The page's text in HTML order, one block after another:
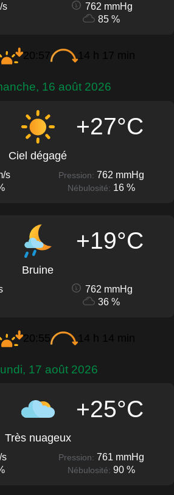
s
762 mmHg
85 %
20:57 14 h 17 min
16 août 2026
+27°C
Ciel dégagé
s Pression: 762 mmHg
Nébulosité: 16 %
+19°C
Bruine
762 mmHg
36 %
20:55 14 h 14 min
17 août 2026
+25°C
Très nuageux
s Pression: 761 mmHg
Nébulosité: 90 %